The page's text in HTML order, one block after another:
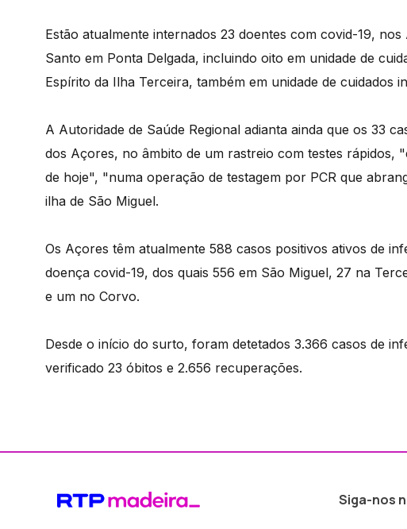
Estão atualmente internados 23 doentes com covid-19,
Santo em Ponta Delgada, incluindo oito em unidade de
Espírito da Ilha Terceira, também em unidade de cuidados
A Autoridade de Saúde Regional adianta ainda que os 33
dos Açores, no âmbito de um rastreio com testes rápidos,
de hoje", "numa operação de testagem por PCR que
ilha de São Miguel.
Os Açores têm atualmente 588 casos positivos ativos de
doença covid-19, dos quais 556 em São Miguel, 27 na
e um no Corvo.
Desde o início do surto, foram detetados 3.366 casos de
verificado 23 óbitos e 2.656 recuperações.
Siga-nos